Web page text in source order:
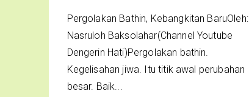
Pergolakan Bathin, Kebangkitan BaruOleh:
Nasruloh Baksolahar(Channel Youtube
Dengerin Hati)Pergolakan bathin.
Kegelisahan jiwa. Itu titik awal perubahan
besar. Baik...